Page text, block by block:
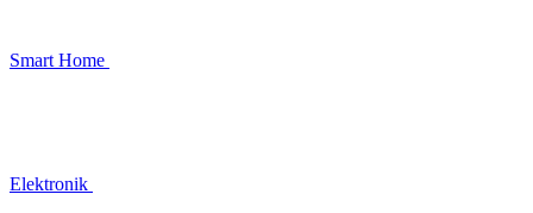
Smart Home
Elektronik